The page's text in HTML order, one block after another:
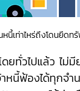
หนี้เท่าไหร่ถึงโดนยึด
ดยทั่วไปแล้ว ไ
าหนี้ฟ้องได้ทุกจ